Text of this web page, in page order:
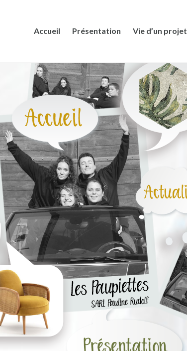
Accueil Présentation Vie d’un projet